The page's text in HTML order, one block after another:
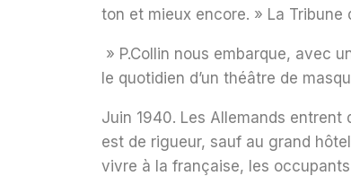
ton et mieux encore. » La Tribune
» P.Collin nous embarque, avec
le quotidien d’un théâtre de
Juin 1940. Les Allemands entrent
est de rigueur, sauf au grand
vivre à la française, les